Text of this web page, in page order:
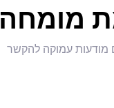
מומחה
מודעות עמוקה להקשר